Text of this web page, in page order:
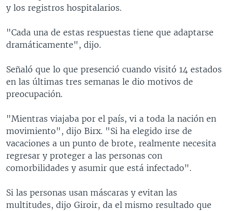
y los registros hospitalarios.
"Cada una de estas respuestas tiene que adaptarse
dramáticamente", dijo.
Señaló que lo que presenció cuando visitó 14 estados
en las últimas tres semanas le dio motivos de
preocupación.
"Mientras viajaba por el país, vi a toda la nación en
movimiento", dijo Birx. "Si ha elegido irse de
vacaciones a un punto de brote, realmente necesita
regresar y proteger a las personas con
comorbilidades y asumir que está infectado".
Si las personas usan máscaras y evitan las
multitudes, dijo Giroir, da el mismo resultado que